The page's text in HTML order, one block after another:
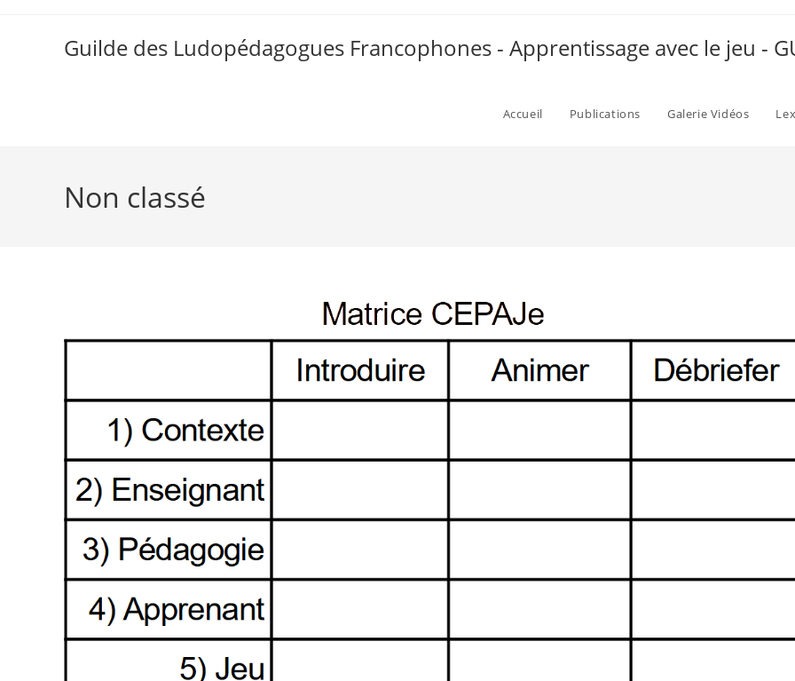
Guilde des Ludopédagogues Francophones - Apprentissage avec le jeu -
Accueil Publications Galerie Vidéos
Non classé